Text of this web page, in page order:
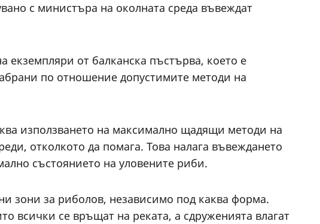
с министъра на околната среда въвеждат
екземпляри от балканска пъстърва, което е
по отношение допустимите методи на
използването на максимално щадящи методи на
отколкото да помага. Това налага въвеждането
състоянието на уловените риби.
зони за риболов, независимо под каква форма.
всички се връщат на реката, а сдруженията влагат